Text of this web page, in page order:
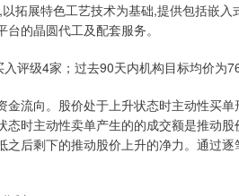
拓展特色工艺技术为基础,提供包括嵌
的晶圆代工及配套服务。
评级4家；过去90天内机构目标均价为
金流向。股价处于上升状态时主动性买
态时主动性卖单产生的的成交额是推动
后剩下的推动股价上升的净力。通过